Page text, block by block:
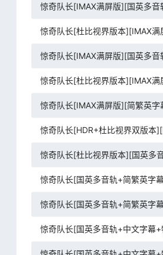
惊奇队长[IMAX满屏版][国英多
惊奇队长[杜比视界版本][IMAX
惊奇队长[IMAX满屏版][国英多
惊奇队长[杜比视界版本][IMAX
惊奇队长[IMAX满屏版][简繁英
惊奇队长[HDR+杜比视界双版本
惊奇队长[杜比视界版本][国英多
惊奇队长[国英多音轨+简繁英字
惊奇队长[国英多音轨+简繁英字
惊奇队长[国英多音轨+中文字幕